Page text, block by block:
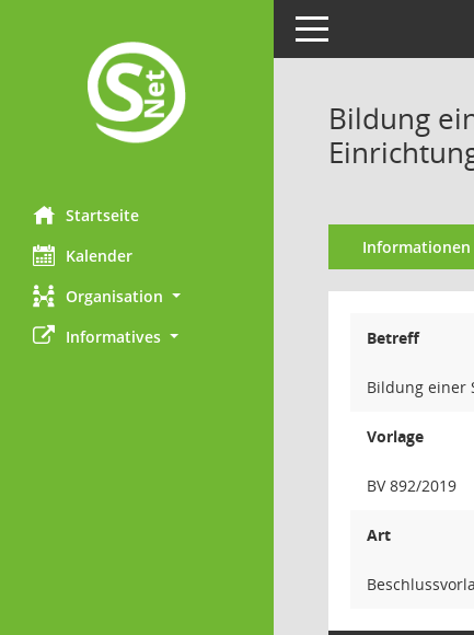
Startseite
Kalender
Organisation
Informatives
Toggle navigation
Bildung
Informationen
Betreff
Bildung einer
Vorlage
BV 892/2019
Art